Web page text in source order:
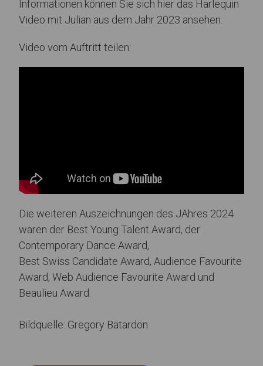
Informationen können Sie sich hier das Harlequin
Video mit Julian aus dem Jahr 2023 ansehen.
Video vom Auftritt teilen:
Die weiteren Auszeichnungen des JAhres 2024
waren der Best Young Talent Award, der
Contemporary Dance Award,
Best Swiss Candidate Award, Audience Favourite
Award, Web Audience Favourite Award und
Beaulieu Award.
Bildquelle: Gregory Batardon